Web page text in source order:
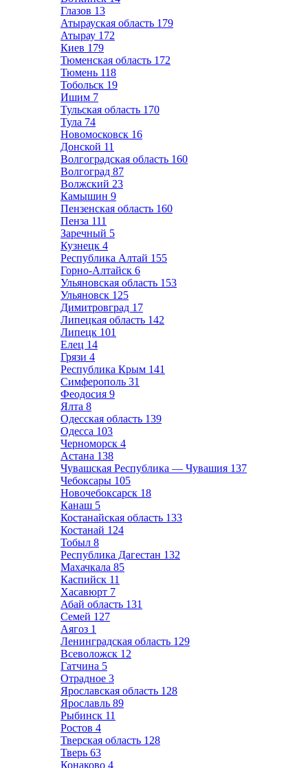
Глазов 13
Атырауская область 179
Атырау 172
Киев 179
Тюменская область 172
Тюмень 118
Тобольск 19
Ишим 7
Тульская область 170
Тула 74
Новомосковск 16
Донской 11
Волгоградская область 160
Волгоград 87
Волжский 23
Камышин 9
Пензенская область 160
Пенза 111
Заречный 5
Кузнецк 4
Республика Алтай 155
Горно-Алтайск 6
Ульяновская область 153
Ульяновск 125
Димитровград 17
Липецкая область 142
Липецк 101
Елец 14
Грязи 4
Республика Крым 141
Симферополь 31
Феодосия 9
Ялта 8
Одесская область 139
Одесса 103
Черноморск 4
Астана 138
Чувашская Республика — Чувашия 137
Чебоксары 105
Новочебоксарск 18
Канаш 5
Костанайская область 133
Костанай 124
Тобыл 8
Республика Дагестан 132
Махачкала 85
Каспийск 11
Хасавюрт 7
Абай область 131
Семей 127
Аягоз 1
Ленинградская область 129
Всеволожск 12
Гатчина 5
Отрадное 3
Ярославская область 128
Ярославль 89
Рыбинск 11
Ростов 4
Тверская область 128
Тверь 63
Конаково 4